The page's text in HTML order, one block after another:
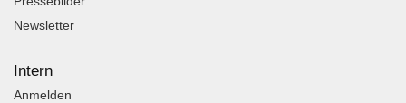
Newsletter
Intern
Anmelden